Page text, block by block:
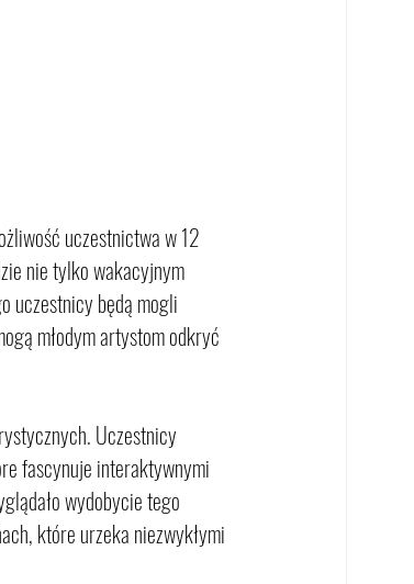
uczestnictwa w 12
nie tylko wakacyjnym
uczestnicy będą mogli
młodym artystom odkryć
Uczestnicy
fascynuje interaktywnymi
wydobycie tego
które urzeka niezwykłymi